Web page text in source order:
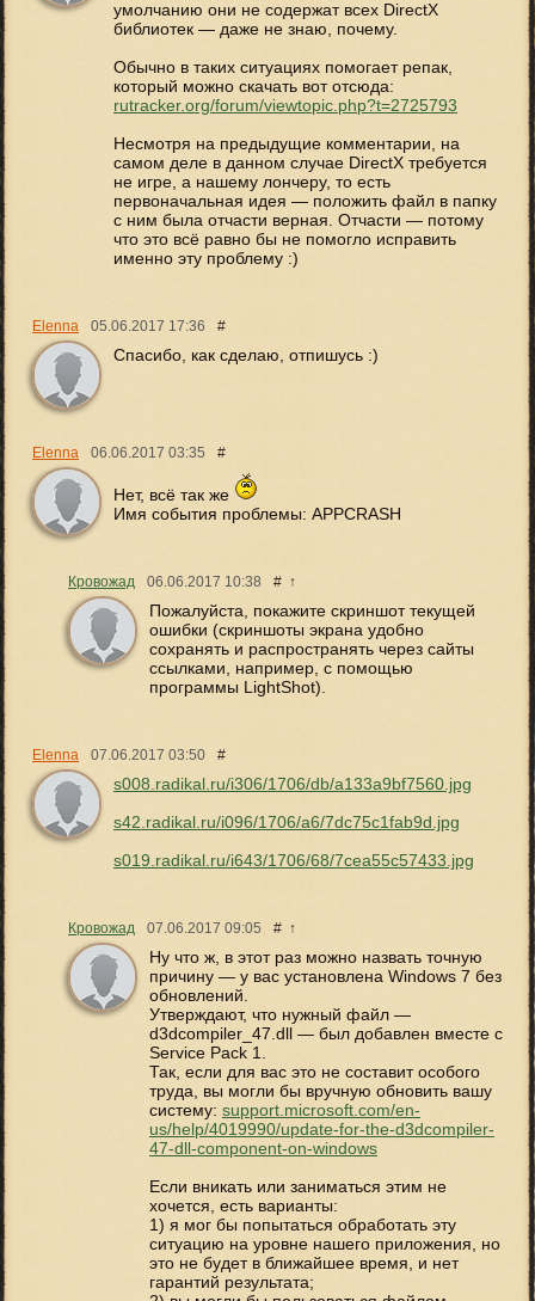
умолчанию они не содержат всех DirectX
библиотек — даже не знаю, почему.
Обычно в таких ситуациях помогает репак,
который можно скачать вот отсюда:
rutracker.org/forum/viewtopic.php?t=2725793
Несмотря на предыдущие комментарии, на
самом деле в данном случае DirectX требуется
не игре, а нашему лончеру, то есть
первоначальная идея — положить файл в папку
с ним была отчасти верная. Отчасти — потому
что это всё равно бы не помогло исправить
именно эту проблему :)
Elenna 05.06.2017 17:36 #
Спасибо, как сделаю, отпишусь :)
Elenna 06.06.2017 03:35 #
Нет, всё так же
Имя события проблемы: APPCRASH
Кровожад 06.06.2017 10:38 # ↑
Пожалуйста, покажите скриншот текущей
ошибки (скриншоты экрана удобно
сохранять и распространять через сайты
ссылками, например, с помощью
программы LightShot).
Elenna 07.06.2017 03:50 #
s008.radikal.ru/i306/1706/db/a133a9bf7560.jpg
s42.radikal.ru/i096/1706/a6/7dc75c1fab9d.jpg
s019.radikal.ru/i643/1706/68/7cea55c57433.jpg
Кровожад 07.06.2017 09:05 # ↑
Ну что ж, в этот раз можно назвать точную
причину — у вас установлена Windows 7 без
обновлений.
Утверждают, что нужный файл —
d3dcompiler_47.dll — был добавлен вместе с
Service Pack 1.
Так, если для вас это не составит особого
труда, вы могли бы вручную обновить вашу
систему: support.microsoft.com/en-
us/help/4019990/update-for-the-d3dcompiler-
47-dll-component-on-windows
Если вникать или заниматься этим не
хочется, есть варианты:
1) я мог бы попытаться обработать эту
ситуацию на уровне нашего приложения, но
это не будет в ближайшее время, и нет
гарантий результата;